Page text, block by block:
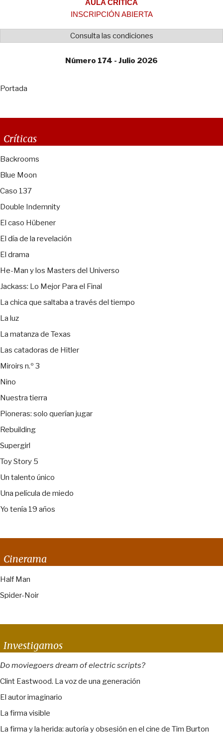
AULA CRÍTICA
INSCRIPCIÓN ABIERTA
Consulta las condiciones
Número 174 - Julio 2026
Portada
Críticas
Backrooms
Blue Moon
Caso 137
Double Indemnity
El caso Hübener
El día de la revelación
El drama
He-Man y los Masters del Universo
Jackass: Lo Mejor Para el Final
La chica que saltaba a través del tiempo
La luz
La matanza de Texas
Las catadoras de Hitler
Miroirs n.º 3
Nino
Nuestra tierra
Pioneras: solo querían jugar
Rebuilding
Supergirl
Toy Story 5
Un talento único
Una película de miedo
Yo tenía 19 años
Cinerama
Half Man
Spider-Noir
Investigamos
Do moviegoers dream of electric scripts?
Clint Eastwood. La voz de una generación
El autor imaginario
La firma visible
La firma y la herida: autoría y obsesión en el cine de Tim Burton